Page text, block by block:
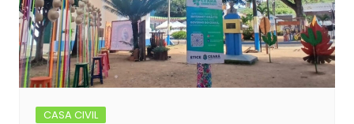
CASA CIVIL